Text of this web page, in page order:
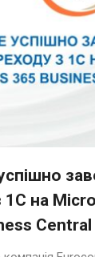
1С на
Central